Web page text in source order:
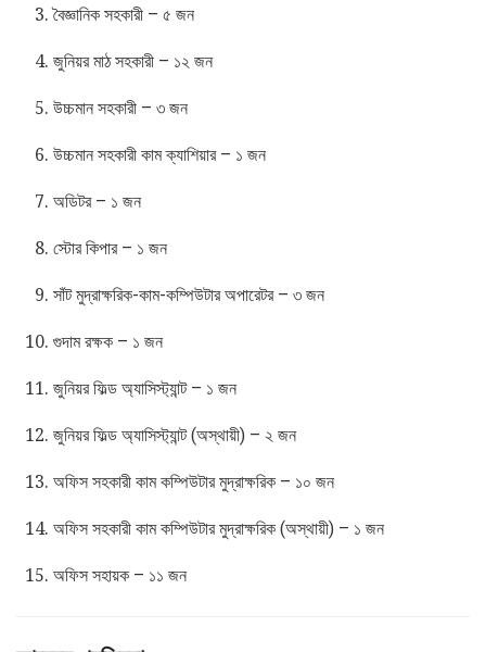
বৈজ্ঞানিক সহকারী – ৫ জন
জুনিয়র মাঠ সহকারী – ১২ জন
উচ্চমান সহকারী – ৩ জন
উচ্চমান সহকারী কাম ক্যাশিয়ার – ১ জন
অডিটর – ১ জন
স্টোর কিপার – ১ জন
সাঁট মুদ্রাক্ষরিক-কাম-কম্পিউটার অপারেটর – ৩ জন
গুদাম রক্ষক – ১ জন
জুনিয়র ফিল্ড অ্যাসিস্ট্যান্ট – ১ জন
জুনিয়র ফিল্ড অ্যাসিস্ট্যান্ট (অস্থায়ী) – ২ জন
অফিস সহকারী কাম কম্পিউটার মুদ্রাক্ষরিক – ১০ জন
অফিস সহকারী কাম কম্পিউটার মুদ্রাক্ষরিক (অস্থায়ী) – ১ জন
অফিস সহায়ক – ১১ জন